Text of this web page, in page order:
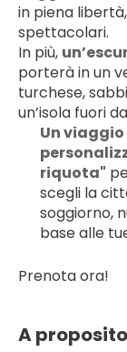
in piena
spettacolari.
In più,
porterà in un
turchese,
un’isola fuori
Un
riquota"
scegli la
soggiorno,
base alle
Prenota ora!
A